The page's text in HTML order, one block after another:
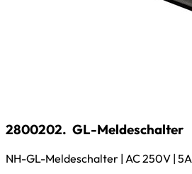
2800202. GL-Meldeschalter
NH-GL-Meldeschalter | AC 250V |